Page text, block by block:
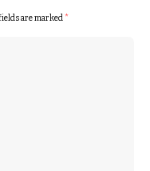
are marked*